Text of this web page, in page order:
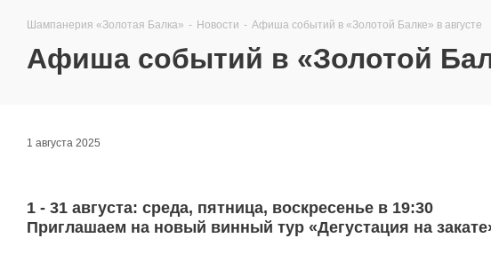
Шампанерия «Золотая Балка» - Новости - Афиша событий в «Золотой Балке» в августе
Афиша событий в «Золотой
1 августа 2025
1 - 31 августа: среда, пятница, воскресенье в 19:30
Приглашаем на новый винный тур «Дегустация на